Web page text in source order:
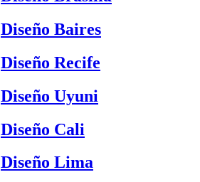
Diseño Baires
Diseño Recife
Diseño Uyuni
Diseño Cali
Diseño Lima